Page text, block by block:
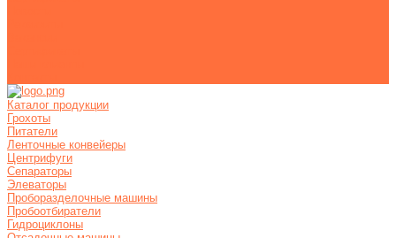
Каталог продукции
Грохоты
Питатели
Ленточные конвейеры
Центрифуги
Сепараторы
Элеваторы
Проборазделочные машины
Пробоотбиратели
Гидроциклоны